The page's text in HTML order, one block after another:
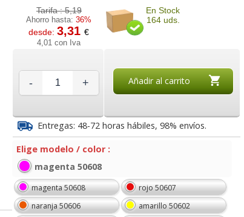
Tarifa :5,19
Ahorro hasta:36%
desde:3,31€
4,01 con Iva
En Stock
164 uds.
- + Añadir al carrito
Entregas: 48-72 horas hábiles, 98% envíos.
Elige modelo / color :
magenta 50608
magenta 50608
rojo 50607
naranja 50606
amarillo 50602
Tempera escolar
líquida metalizada,
5,03 1,04